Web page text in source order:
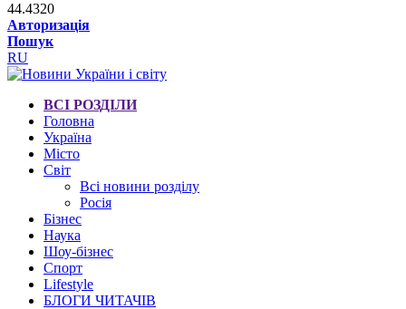
44.4320
Авторизація
Пошук
RU
ВСІ РОЗДІЛИ
Головна
Україна
Місто
Світ
Всі новини розділу
Росія
Бізнес
Наука
Шоу-бізнес
Спорт
Lifestyle
БЛОГИ ЧИТАЧІВ